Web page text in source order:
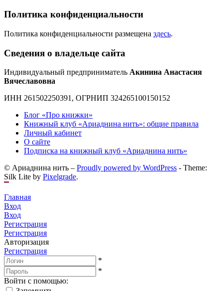
Политика конфиденциальности
Политика конфиденциальности размещена здесь.
Сведения о владельце сайта
Индивидуальный предприниматель Акинина Анастасия
Вячеславовна
ИНН 261502250391, ОГРНИП 324265100150152
Блог «Про книжки»
Книжный клуб «Ариаднина нить»: общие правила
Личный кабинет
О сайте
Подписка на книжный клуб «Ариаднина нить»
© Ариаднина нить – Proudly powered by WordPress - Theme:
Silk Lite by Pixelgrade.
Главная
Вход
Вход
Регистрация
Регистрация
Авторизация
Регистрация
*
*
Войти с помощью: